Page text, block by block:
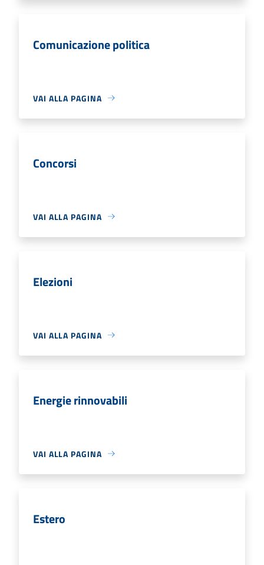
Comunicazione politica
VAI ALLA PAGINA
Concorsi
VAI ALLA PAGINA
Elezioni
VAI ALLA PAGINA
Energie rinnovabili
VAI ALLA PAGINA
Estero